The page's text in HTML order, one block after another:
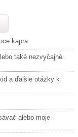
kapra
také nezvyčajné
a ďalšie otázky k
alebo moje